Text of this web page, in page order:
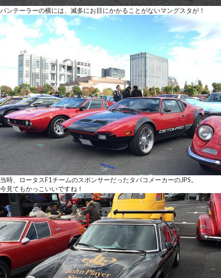
パンテーラーの横には、滅多にお目にかかることがないマングスタが！
当時、ロータスF1チームのスポンサーだったタバコメーカーのJPS。
今見てもかっこいいですね！